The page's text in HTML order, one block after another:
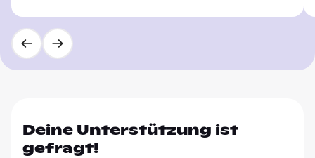
Deine Unterstützung ist
gefragt!